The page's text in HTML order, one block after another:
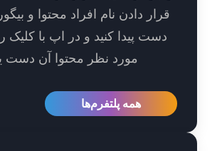
دادن نام افراد محتوا و بیگورافی آن ها
پیدا کنید و در اپ با کلیک روی بازیگر
مورد نظر محتوا آن دست یابید.
همه پلتفرم‌ها